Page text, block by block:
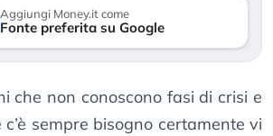
Aggiungi Money.it come
Fonte preferita su Google
che non conoscono fasi di crisi e
sempre bisogno certamente vi